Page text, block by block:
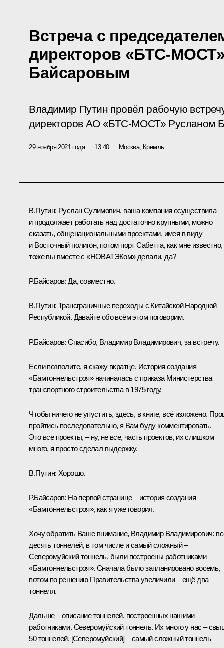
Встреча с
директоров «БТС-
Байсаровым
Владимир Путин провёл рабочую
директоров АО «БТС-МОСТ» Русланом
29 ноября 2021 года 13:40 Москва, Кремль
В.Путин: Руслан Сулимович, ваша компания осуществила
и продолжает работать над достаточно крупными, можно
сказать, общенациональными проектами, имея в виду
и Восточный полигон, потом порт Сабетта, как мне известно,
тоже вы вместе с «НОВАТЭКом» делали, да?
Р.Байсаров: Да, совместно.
В.Путин: Трансграничные переходы с Китайской Народной
Республикой. Давайте обо всём этом поговорим.
Р.Байсаров: Спасибо, Владимир Владимирович, за встречу.
Если позволите, я скажу вкратце. История создания
«Бамтоннельстроя» начиналась с приказа Министерства
транспортного строительства в 1975 году.
Чтобы ничего не упустить, здесь, в книге, всё изложено.
пройтись последовательно, я Вам буду комментировать.
Это все проекты, – ну, не все, часть проектов, их слишком
много, я просто сделал выдержку.
В.Путин: Хорошо.
Р.Байсаров: На первой странице – история создания
«Бамтоннельстроя», как я уже говорил.
Хочу обратить Ваше внимание, Владимир Владимирович:
десять тоннелей, в том числе и самый сложный –
Северомуйский тоннель, были построены работниками
«Бамтоннельстроя». Сначала было запланировано восемь,
потом по решению Правительства увеличили – ещё два
тоннеля.
Дальше – описание тоннелей, построенных нашими
работниками. Северомуйский тоннель. Их много у нас –
50 тоннелей. [Северомуйский] – самый сложный тоннель